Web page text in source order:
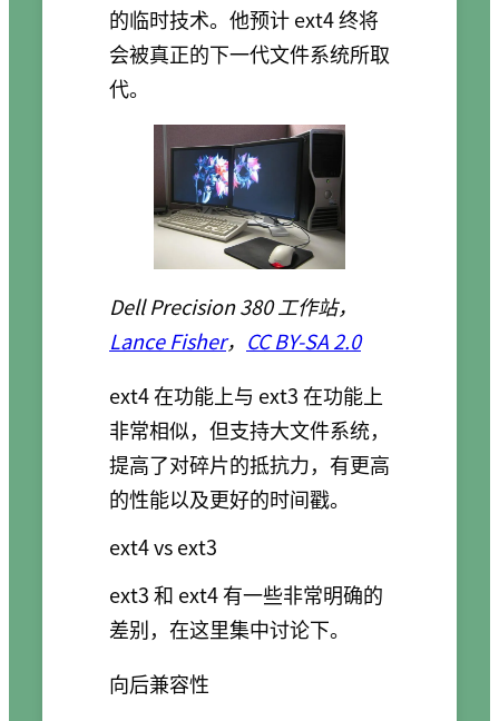
的临时技术。他预计 ext4 终将
会被真正的下一代文件系统所取
代。
Dell Precision 380 工作站，
Lance Fisher， CC BY-SA 2.0
ext4 在功能上与 ext3 在功能上
非常相似，但支持大文件系统，
提高了对碎片的抵抗力，有更高
的性能以及更好的时间戳。
ext4 vs ext3
ext3 和 ext4 有一些非常明确的
差别，在这里集中讨论下。
向后兼容性